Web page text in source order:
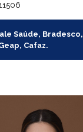
Saúde, Bradesco,
Cafaz.